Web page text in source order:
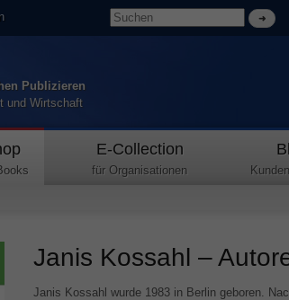
Publizieren
und Wirtschaft
E-Collection
für Organisationen
Janis Kossahl –
Janis Kossahl wurde 1983 in Berlin geboren.